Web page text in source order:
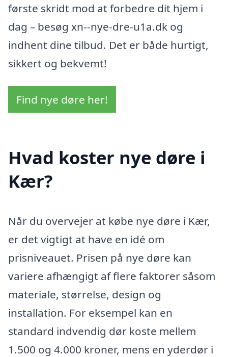
første skridt mod at forbedre dit hjem i
dag – besøg xn--nye-dre-u1a.dk og
indhent dine tilbud. Det er både hurtigt,
sikkert og bekvemt!
Find nye døre her!
Hvad koster nye døre i
Kær?
Når du overvejer at købe nye døre i Kær,
er det vigtigt at have en idé om
prisniveauet. Prisen på nye døre kan
variere afhængigt af flere faktorer såsom
materiale, størrelse, design og
installation. For eksempel kan en
standard indvendig dør koste mellem
1.500 og 4.000 kroner, mens en yderdør i